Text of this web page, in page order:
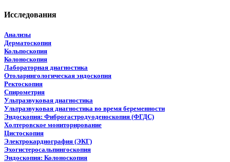
Исследования
Анализы
Дерматоскопия
Кольпоскопия
Колоноскопия
Лабораторная диагностика
Отоларингологическая эндоскопия
Ректоскопия
Спирометрия
Ультразвуковая диагностика
Ультразвуковая диагностика во время беременности
Эндоскопия: Фиброгастродуоденоскопия (ФГДС)
Холтеровское мониторирование
Цистоскопия
Электрокардиография (ЭКГ)
Эхогистеросальпингоскопия
Эндоскопия: Колоноскопия